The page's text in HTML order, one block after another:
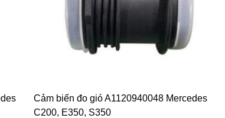
Cảm biến đo gió A1120940048 Mercedes
C200, E350, S350